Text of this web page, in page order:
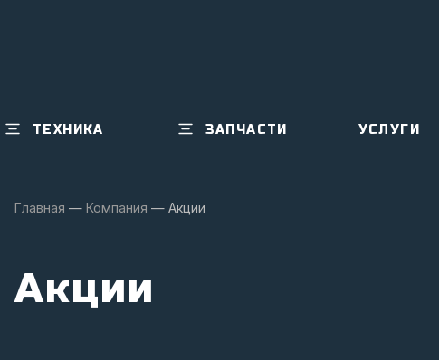
ТЕХНИКА ЗАПЧАСТИ УСЛУГИ
Главная — Компания — Акции
Акции